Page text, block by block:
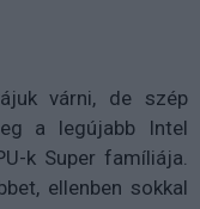
várni, de szép
a legújabb Intel
k Super famíliája.
ellenben sokkal